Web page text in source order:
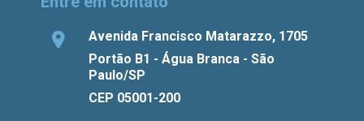
Avenida Francisco Matarazzo, 1705
Portão B1 - Água Branca - São
Paulo/SP
CEP 05001-200